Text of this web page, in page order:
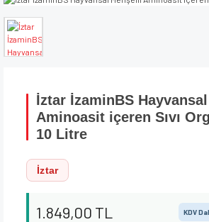
İztar İzaminBS
Aminoasit içeren Sıvı
10 Litre
İztar
1.849,00 TL KDV